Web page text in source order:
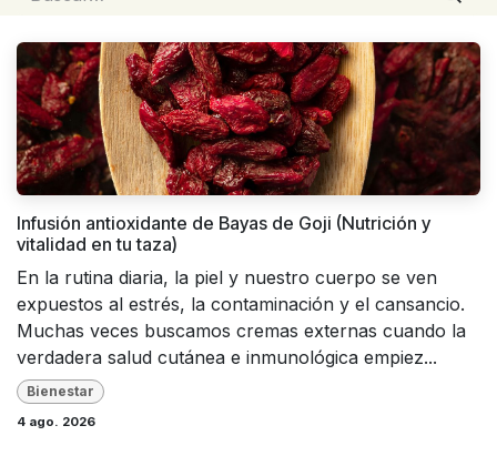
Infusión antioxidante de Bayas de Goji (Nutrición y
vitalidad en tu taza)
En la rutina diaria, la piel y nuestro cuerpo se ven
expuestos al estrés, la contaminación y el cansancio.
Muchas veces buscamos cremas externas cuando la
verdadera salud cutánea e inmunológica empiez...
Bienestar
4 ago. 2026